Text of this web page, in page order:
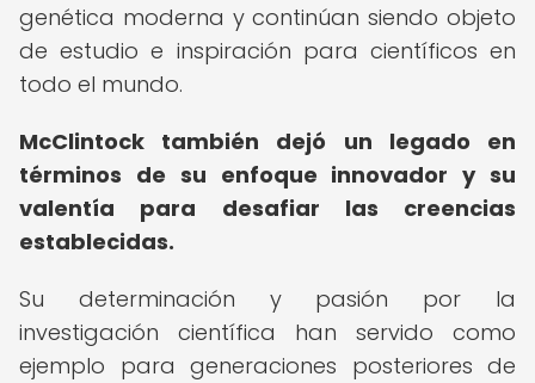
genética moderna y continúan siendo objeto
de estudio e inspiración para científicos en
todo el mundo.
McClintock también dejó un legado en
términos de su enfoque innovador y su
valentía para desafiar las creencias
establecidas.
Su determinación y pasión por la
investigación científica han servido como
ejemplo para generaciones posteriores de